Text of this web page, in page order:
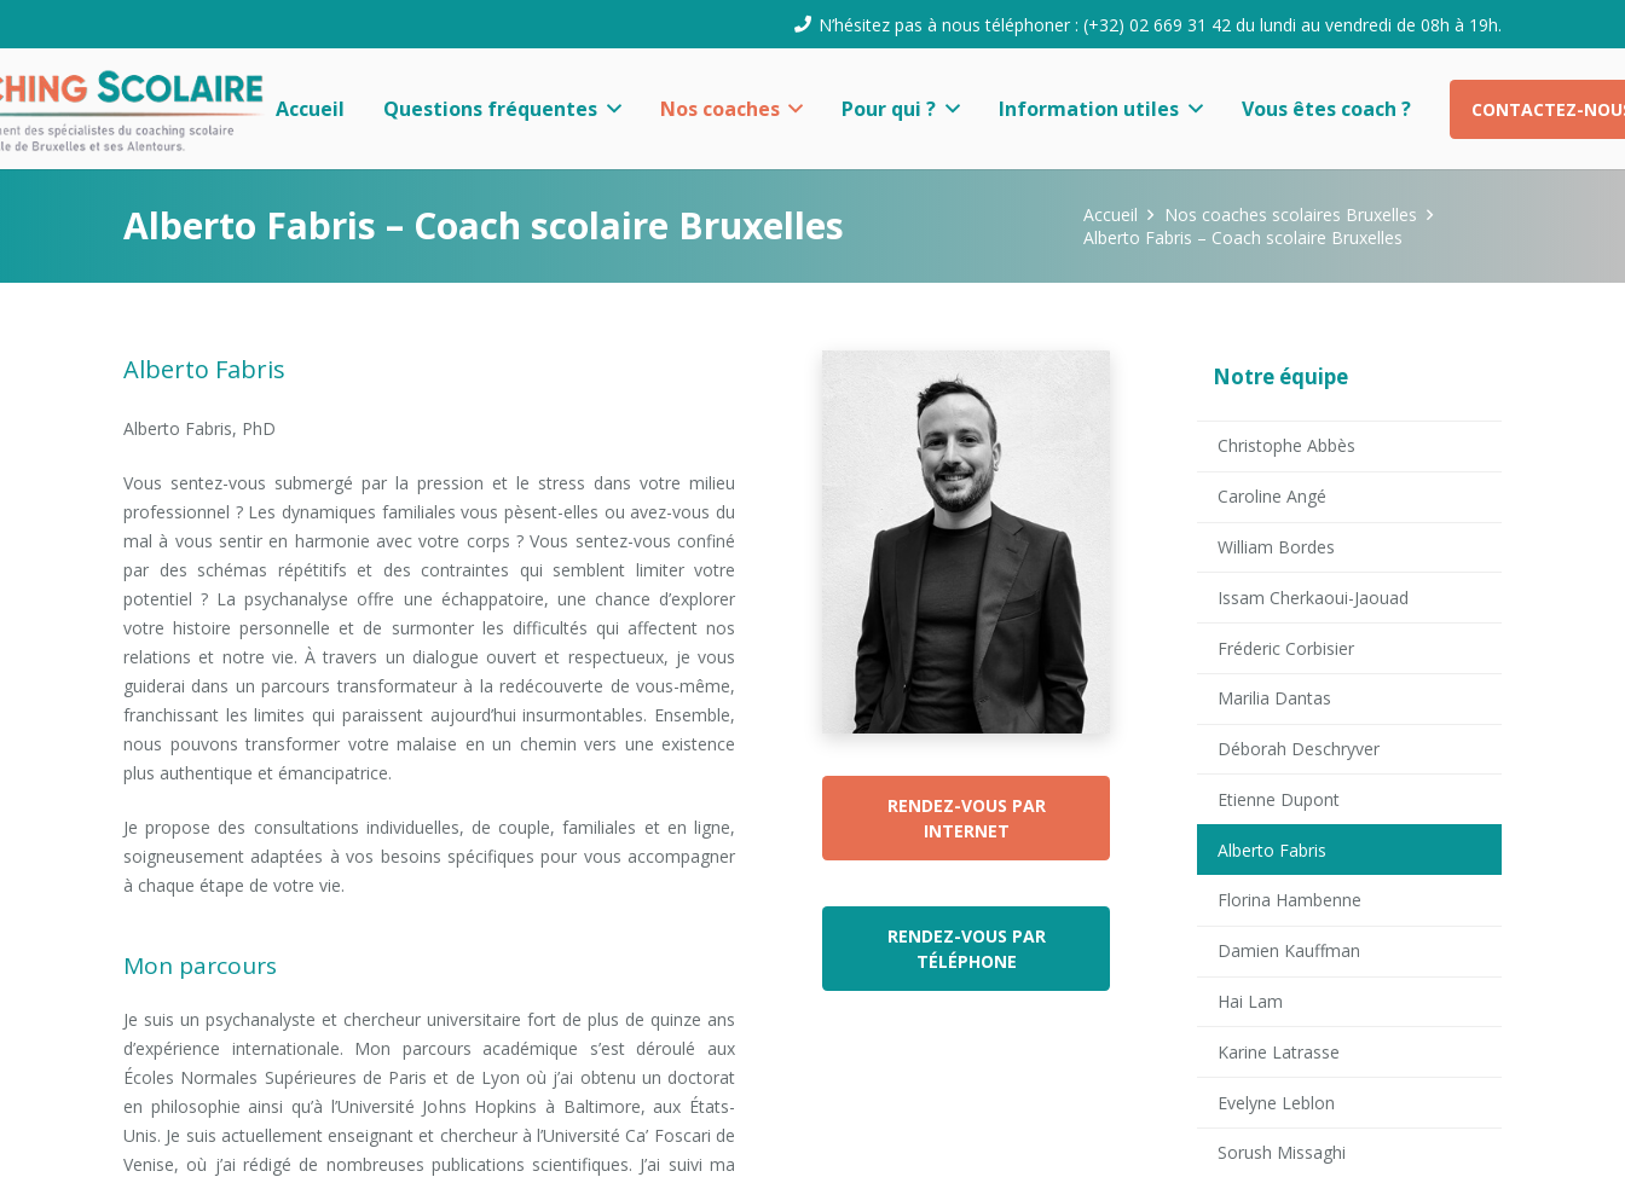
N’hésitez pas à nous téléphoner : (+32) 02 669 31 42 du lundi au vendredi de 08h à 19h.
Accueil Questions fréquentes Nos coaches Pour qui ? Information utiles Vous êtes coach ? CONTACTEZ-
Alberto Fabris – Coach scolaire Bruxelles Accueil
Nos coaches scolaires Bruxelles
Alberto Fabris – Coach scolaire Bruxelles
Alberto Fabris
Alberto Fabris, PhD
Vous sentez-vous submergé par la pression et le stress dans votre milieu
professionnel ? Les dynamiques familiales vous pèsent-elles ou avez-vous du
mal à vous sentir en harmonie avec votre corps ? Vous sentez-vous confiné
par des schémas répétitifs et des contraintes qui semblent limiter votre
potentiel ? La psychanalyse offre une échappatoire, une chance d’explorer
votre histoire personnelle et de surmonter les difficultés qui affectent nos
relations et notre vie. À travers un dialogue ouvert et respectueux, je vous
guiderai dans un parcours transformateur à la redécouverte de vous-même,
franchissant les limites qui paraissent aujourd’hui insurmontables. Ensemble,
nous pouvons transformer votre malaise en un chemin vers une existence
plus authentique et émancipatrice.
Je propose des consultations individuelles, de couple, familiales et en ligne,
soigneusement adaptées à vos besoins spécifiques pour vous accompagner
à chaque étape de votre vie.
Mon parcours
Je suis un psychanalyste et chercheur universitaire fort de plus de quinze ans
d’expérience internationale. Mon parcours académique s’est déroulé aux
Écoles Normales Supérieures de Paris et de Lyon où j’ai obtenu un doctorat
en philosophie ainsi qu’à l’Université Johns Hopkins à Baltimore, aux États-
Unis. Je suis actuellement enseignant et chercheur à l’Université Ca’ Foscari de
Venise, où j’ai rédigé de nombreuses publications scientifiques. J’ai suivi ma
RENDEZ-VOUS PAR
INTERNET
RENDEZ-VOUS PAR
TÉLÉPHONE
Notre équipe
Christophe Abbès
Caroline Angé
William Bordes
Issam Cherkaoui-Jaouad
Fréderic Corbisier
Marilia Dantas
Déborah Deschryver
Etienne Dupont
Alberto Fabris
Florina Hambenne
Damien Kauffman
Hai Lam
Karine Latrasse
Evelyne Leblon
Sorush Missaghi